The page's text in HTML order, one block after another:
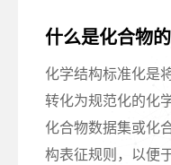
什么是化合物
化学结构标准化是
转化为规范化的化
化合物数据集或化
构表征规则，以便